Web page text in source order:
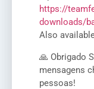
https://
downloads/
Also
🙏 Obrigado
mensagens
pessoas!